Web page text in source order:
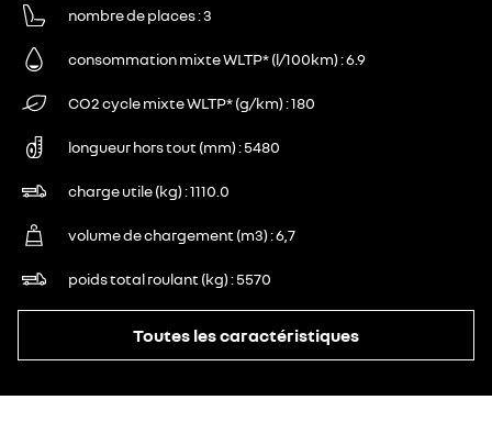
nombre de places 3
consommation mixte WLTP* (l/100km) 6.9
CO2 cycle mixte WLTP* (g/km) 180
longueur hors tout (mm) 5480
charge utile (kg) 1110.0
volume de chargement (m3) 6,7
poids total roulant (kg) 5570
Toutes les caractéristiques